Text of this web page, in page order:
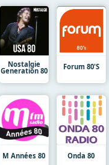
Nostalgie
Generation 80 Forum 80'S
M Années 80 Onda 80